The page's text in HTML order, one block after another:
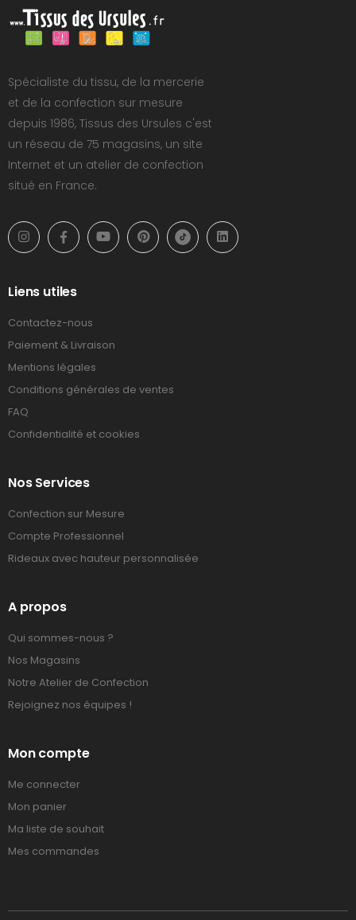
Spécialiste du tissu, de la mercerie
et de la confection sur mesure
depuis 1986, Tissus des Ursules c'est
un réseau de 75 magasins, un site
Internet et un atelier de confection
situé en France.
Liens utiles
Contactez-nous
Paiement & Livraison
Mentions légales
Conditions générales de ventes
FAQ
Confidentialité et cookies
Nos Services
Confection sur Mesure
Compte Professionnel
Rideaux avec hauteur personnalisée
A propos
Qui sommes-nous ?
Nos Magasins
Notre Atelier de Confection
Rejoignez nos équipes !
Mon compte
Me connecter
Mon panier
Ma liste de souhait
Mes commandes